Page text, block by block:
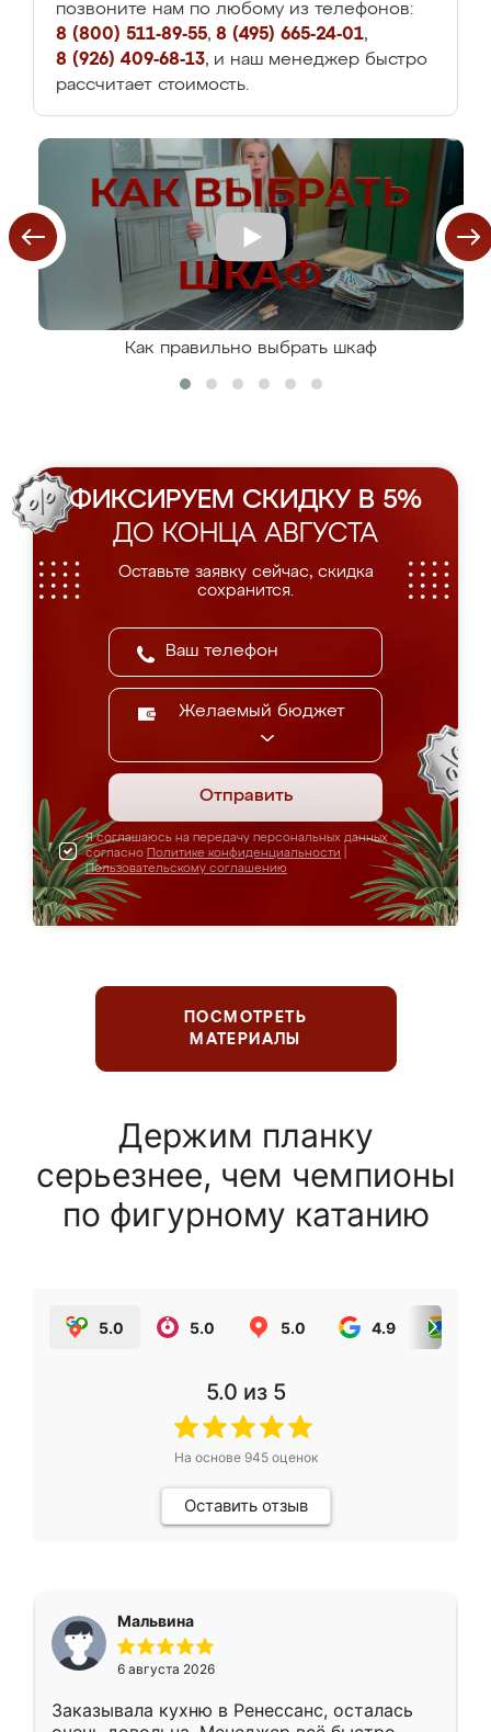
позвоните нам по любому из телефонов:
8 (800) 511-89-55, 8 (495) 665-24-01,
8 (926) 409-68-13, и наш менеджер быстро
рассчитает стоимость.
Как правильно выбрать шкаф
ФИКСИРУЕМ СКИДКУ В 5%
ДО КОНЦА АВГУСТА
Оставьте заявку сейчас, скидка
сохранится.
Желаемый бюджет
Отправить
Я соглашаюсь на передачу персональных данных
согласно Политике конфиденциальности
Пользовательскому соглашению
ПОСМОТРЕТЬ
МАТЕРИАЛЫ
Держим планку
серьезнее, чем чемпионы
по фигурному катанию
5.0 5.0 5.0 4.9
5.0 из 5
На основе 945оценок
Оставить отзыв
Мальвина
6 августа 2026
Заказывала кухню в Ренессанс, осталась